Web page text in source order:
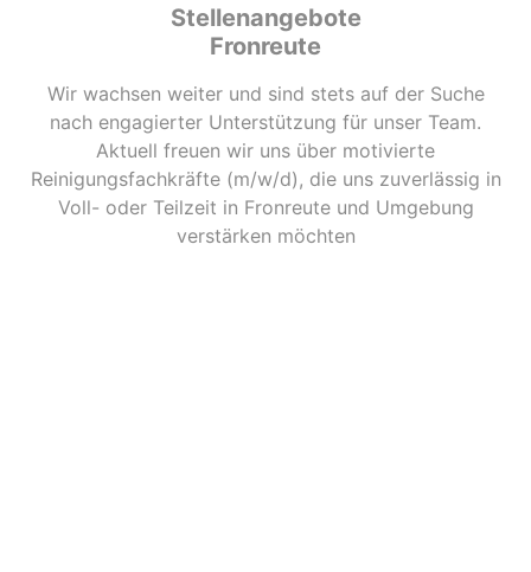
Stellenangebote
Fronreute
Wir wachsen weiter und sind stets auf der Suche
nach engagierter Unterstützung für unser Team.
Aktuell freuen wir uns über motivierte
Reinigungsfachkräfte (m/w/d), die uns zuverlässig in
Voll- oder Teilzeit in Fronreute und Umgebung
verstärken möchten